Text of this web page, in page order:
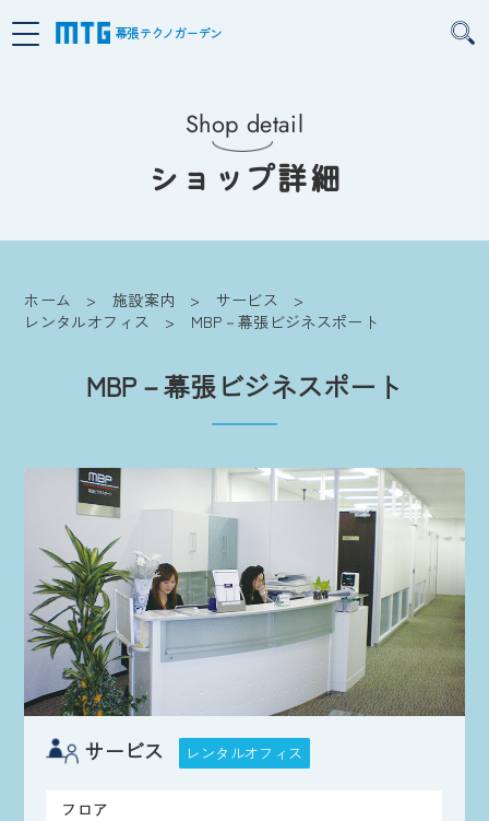
幕張テクノガーデン
Shop detail
ショップ詳細
ホーム 施設案内
サービス
レンタルオフィス
MBP－幕張ビジネスポート
MBP－幕張ビジネスポート
サービス レンタルオフィス
フロア